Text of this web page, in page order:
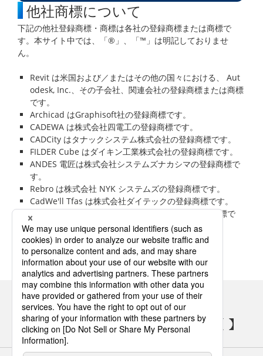
他社商標について
下記の他社登録商標・商標は各社の登録商標または商標で
す。本サイト中では、「®」、「™」は明記しておりませ
ん。
Revit は米国および／またはその他の国々における、 Aut
odesk, Inc.、その子会社、関連会社の登録商標または商標
です。
Archicad はGraphisoft社の登録商標です。
CADEWA は株式会社四電工の登録商標です。
CADCity はタナックシステム株式会社の登録商標です。
FILDER Cube はダイキン工業株式会社の登録商標です。
ANDES 電匠は株式会社システムズナカシマの登録商標で
す。
Rebro は株式会社 NYK システムズの登録商標です。
CadWe'll Tfas は株式会社ダイテックの登録商標です。
その他の会社名、商品名は各社の商標または登録商標で
す。
パナソニックの電気設備 SNSアカウント